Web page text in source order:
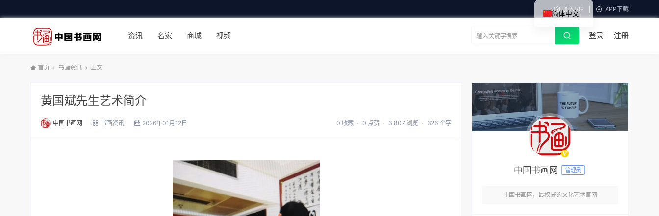
加入VIP APP下载
资讯 名家 商城 视频 登录 注册
首页 书画资讯 正文
黄国斌先生艺术简介
中国书画网 书画资讯 2026年01月12日 0 收藏 0 点赞 3,807 浏览 326 个字
中国书画网 管理员
中国书画网，最权威的文化艺术官网
简体中文